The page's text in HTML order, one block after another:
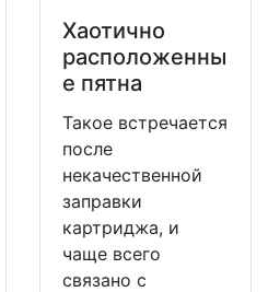
Хаотично
расположенны
е пятна
Такое встречается
после
некачественной
заправки
картриджа, и
чаще всего
связано с